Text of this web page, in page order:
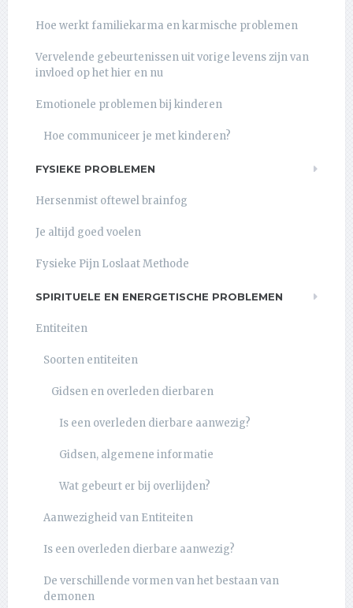
Hoe werkt familiekarma en karmische problemen
Vervelende gebeurtenissen uit vorige levens zijn van
invloed op het hier en nu
Emotionele problemen bij kinderen
Hoe communiceer je met kinderen?
FYSIEKE PROBLEMEN
Hersenmist oftewel brainfog
Je altijd goed voelen
Fysieke Pijn Loslaat Methode
SPIRITUELE EN ENERGETISCHE PROBLEMEN
Entiteiten
Soorten entiteiten
Gidsen en overleden dierbaren
Is een overleden dierbare aanwezig?
Gidsen, algemene informatie
Wat gebeurt er bij overlijden?
Aanwezigheid van Entiteiten
Is een overleden dierbare aanwezig?
De verschillende vormen van het bestaan van
demonen